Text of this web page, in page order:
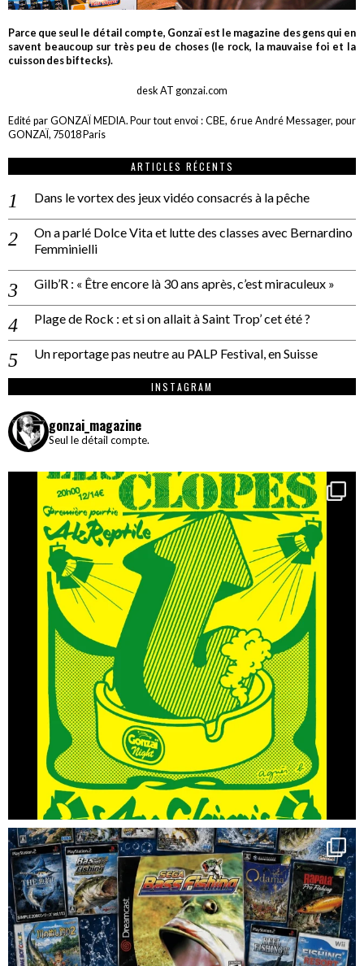
Parce que seul le détail compte, Gonzaï est le magazine des gens qui en
savent beaucoup sur très peu de choses (le rock, la mauvaise foi et la
cuisson des biftecks).
desk AT gonzai.com
Edité par GONZAÏ MEDIA. Pour tout envoi : CBE, 6 rue André Messager, pour
GONZAÏ, 75018 Paris
ARTICLES RÉCENTS
Dans le vortex des jeux vidéo consacrés à la pêche
On a parlé Dolce Vita et lutte des classes avec Bernardino
Femminielli
Gilb’R : « Être encore là 30 ans après, c’est miraculeux »
Plage de Rock : et si on allait à Saint Trop’ cet été ?
Un reportage pas neutre au PALP Festival, en Suisse
INSTAGRAM
gonzai_magazine
Seul le détail compte.